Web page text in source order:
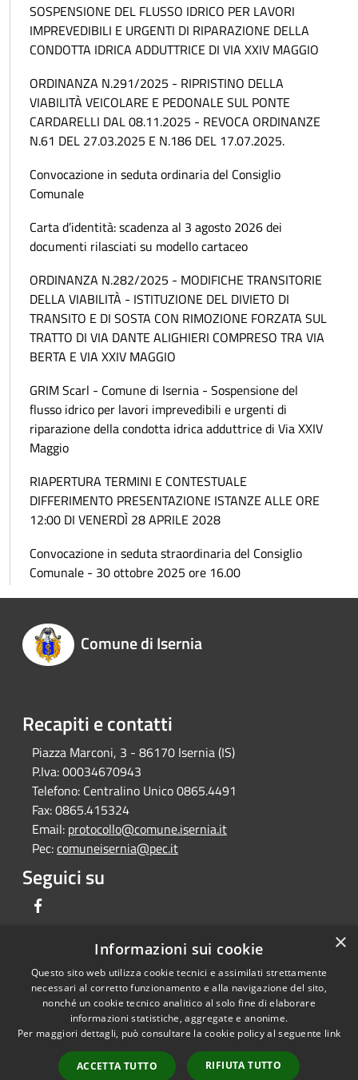
SOSPENSIONE DEL FLUSSO IDRICO PER LAVORI
IMPREVEDIBILI E URGENTI DI RIPARAZIONE DELLA
CONDOTTA IDRICA ADDUTTRICE DI VIA XXIV MAGGIO
ORDINANZA N.291/2025 - RIPRISTINO DELLA
VIABILITÀ VEICOLARE E PEDONALE SUL PONTE
CARDARELLI DAL 08.11.2025 - REVOCA ORDINANZE
N.61 DEL 27.03.2025 E N.186 DEL 17.07.2025.
Convocazione in seduta ordinaria del Consiglio
Comunale
Carta d’identità: scadenza al 3 agosto 2026 dei
documenti rilasciati su modello cartaceo
ORDINANZA N.282/2025 - MODIFICHE TRANSITORIE
DELLA VIABILITÀ - ISTITUZIONE DEL DIVIETO DI
TRANSITO E DI SOSTA CON RIMOZIONE FORZATA SUL
TRATTO DI VIA DANTE ALIGHIERI COMPRESO TRA VIA
BERTA E VIA XXIV MAGGIO
GRIM Scarl - Comune di Isernia - Sospensione del
flusso idrico per lavori imprevedibili e urgenti di
riparazione della condotta idrica adduttrice di Via XXIV
Maggio
RIAPERTURA TERMINI E CONTESTUALE
DIFFERIMENTO PRESENTAZIONE ISTANZE ALLE ORE
12:00 DI VENERDÌ 28 APRILE 2028
Convocazione in seduta straordinaria del Consiglio
Comunale - 30 ottobre 2025 ore 16.00
Comune di Isernia
Recapiti e contatti
Piazza Marconi, 3 - 86170 Isernia (IS)
P.Iva:00034670943
Telefono: Centralino Unico 0865.4491
Fax:0865.415324
Email: protocollo@comune.isernia.it
Pec:comuneisernia@pec.it
Seguici su
RSS
Accessibilità
Cookie
Mappa del sito
Copyright © 2026 • Comune di
Isernia • Powered by
Municipium•Accesso
redazione
×
Informazioni sui cookie
Questo sito web utilizza cookie tecnici e assimilati strettamente
necessari al corretto funzionamento e alla navigazione del sito,
nonché un cookie tecnico analitico al solo fine di elaborare
informazioni statistiche, aggregate e anonime.
Per maggiori dettagli, può consultare la cookie policy al seguente link
ACCETTA TUTTO RIFIUTA TUTTO